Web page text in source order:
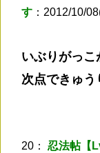
す ：2012/10/
いぶりがっ
次点できゅう
20： 忍法帖【